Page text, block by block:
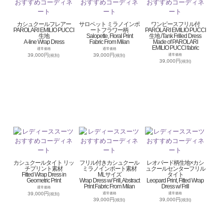
カシュクールフレアー
PAROLARI EMILIO PUCCI
生地
A-line Wrap Dress
通常価格
39,000円(税別)
サロペット ミラノインポ
ートフラワー柄
Salopette, Floral Print
Fabric From Milan
通常価格
39,000円(税別)
ワンピースフリル付
PAROLARI EMILIO PUCCI
生地 /Tank Frilled Dress
Made of PAROLARI
EMILIO PUCCI fabric
通常価格
39,000円(税別)
カシュクールタイト リッ
チプリント素材
Fitted Wrap Dress in
Geometric Print
通常価格
39,000円(税別)
フリル付きカシュクール
ミラノインポート素材
MLサイズ
Wrap Dress w/ Frill, Abstract
Print Fabric From Milan
通常価格
39,000円(税別)
レオパード柄生地×カシ
ュクールセンターフリル
タイト
Leopard Print, Fitted Wrap
Dress w/ Frill
通常価格
39,000円(税別)